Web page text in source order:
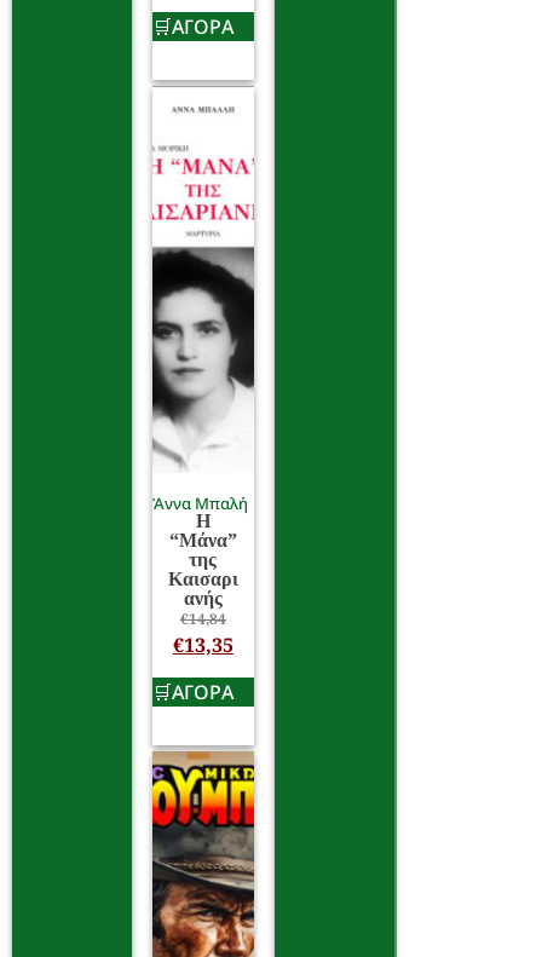
ΑΓΟΡΑ
Άννα Μπαλή
Η
“Μάνα”
της
Καισαρι
ανής
€14,84
€13,35
ΑΓΟΡΑ